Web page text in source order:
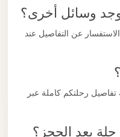
وسائل أخرى؟
عن التفاصيل عند
رحلتكم كاملة عبر
بعد الحجز؟